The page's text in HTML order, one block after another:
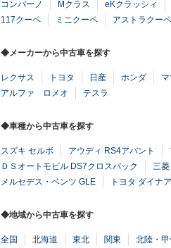
コンパーノ Mクラス eKクラッシィ
117クーペ
ミニクーペ アストラクーペ
◆メーカーから中古車を探す
レクサス トヨタ 日産 ホンダ
アルファ ロメオ
テスラ
◆車種から中古車を探す
スズキ セルボ アウディ RS4アバント
ＤＳオートモビル DS7クロスバック
三菱
メルセデス・ベンツ GLE
トヨタ ダイナ
◆地域から中古車を探す
全国 北海道 東北 関東 北陸・甲